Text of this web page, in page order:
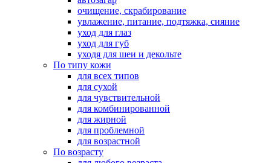
очищение, скрабирование
увлажение, питание, подтяжка, сияние
уход для глаз
уход для губ
уходя для шеи и декольте
По типу кожи
для всех типов
для сухой
для чувствительной
для комбинированной
для жирной
для проблемной
для возрастной
По возрасту